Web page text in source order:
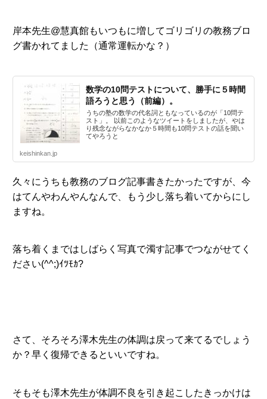
岸本先生@慧真館もいつもに増してゴリゴリの教務ブロ
グ書かれてました（通常運転かな？）
数学の10問テストについて、勝手に５時間
語ろうと思う（前編）。
うちの塾の数学の代名詞ともなっているのが「10問テ
スト」。 以前このようなツイートをしましたが、やは
り残念ながらなかなか５時間も10問テストの話を聞い
てやろうと
keishinkan.jp
久々にうちも教務のブログ記事書きたかったですが、今
はてんやわんやんなんで、もう少し落ち着いてからにし
ますね。
落ち着くまではしばらく写真で濁す記事でつながせてく
ださい(^^;)ｲﾂﾓｶ?
さて、そろそろ澤木先生の体調は戻って来てるでしょう
か？早く復帰できるといいですね。
そもそも澤木先生が体調不良を引き起こしたきっかけは